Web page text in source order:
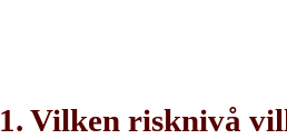
1. Vilken risknivå